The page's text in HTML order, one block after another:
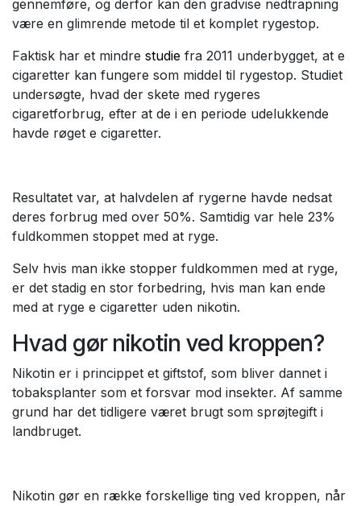
gennemføre, og derfor kan den gradvise nedtrapning
være en glimrende metode til et komplet rygestop.
Faktisk har et mindre studie fra 2011 underbygget, at e
cigaretter kan fungere som middel til rygestop. Studiet
undersøgte, hvad der skete med rygeres
cigaretforbrug, efter at de i en periode udelukkende
havde røget e cigaretter.
Resultatet var, at halvdelen af rygerne havde nedsat
deres forbrug med over 50%. Samtidig var hele 23%
fuldkommen stoppet med at ryge.
Selv hvis man ikke stopper fuldkommen med at ryge,
er det stadig en stor forbedring, hvis man kan ende
med at ryge e cigaretter uden nikotin.
Hvad gør nikotin ved kroppen?
Nikotin er i princippet et giftstof, som bliver dannet i
tobaksplanter som et forsvar mod insekter. Af samme
grund har det tidligere været brugt som sprøjtegift i
landbruget.
Nikotin gør en række forskellige ting ved kroppen, når